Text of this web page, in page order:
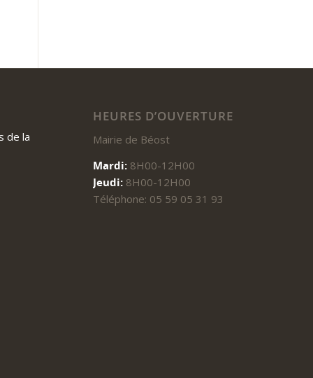
de la
HEURES D’OUVERTURE
Mairie de Béost
Mardi: 8H00-12H00
Jeudi: 8H00-12H00
Téléphone: 05 59 05 31 93